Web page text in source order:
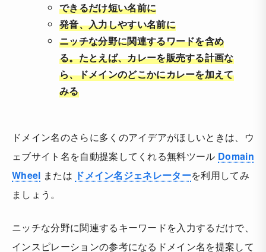
できるだけ短い名前に
発音、入力しやすい名前に
ニッチな分野に関連するワードを含め
る。たとえば、カレーを販売する計画な
ら、ドメインのどこかにカレーを加えて
みる
ドメイン名のさらに多くのアイデアがほしいときは、ウ
ェブサイト名を自動提案してくれる無料ツール Domain
Wheel または ドメイン名ジェネレーターを利用してみ
ましょう。
ニッチな分野に関連するキーワードを入力するだけで、
インスピレーションの参考になるドメイン名を提案して